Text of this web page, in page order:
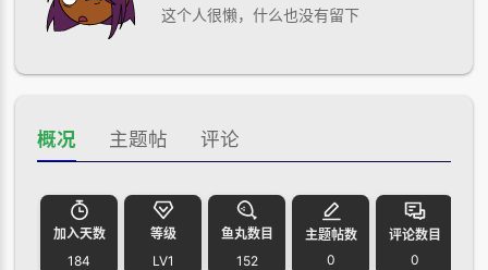
这个人很懒，什么也没有留下
概况 主题帖 评论
加入天数
184
等级
LV1
鱼丸数目
152
主题帖数
0
评论数目
0